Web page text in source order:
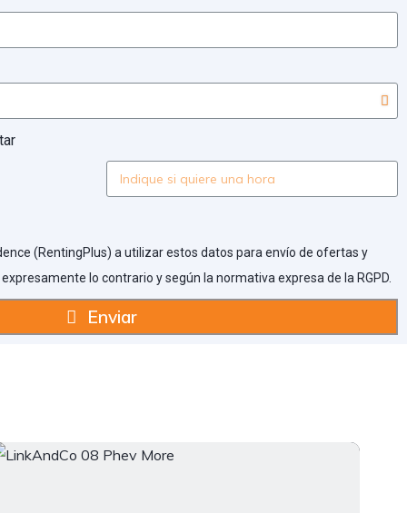
(RentingPlus) a utilizar estos datos para envío de ofertas y
lo contrario y según la normativa expresa de la RGPD.
Enviar